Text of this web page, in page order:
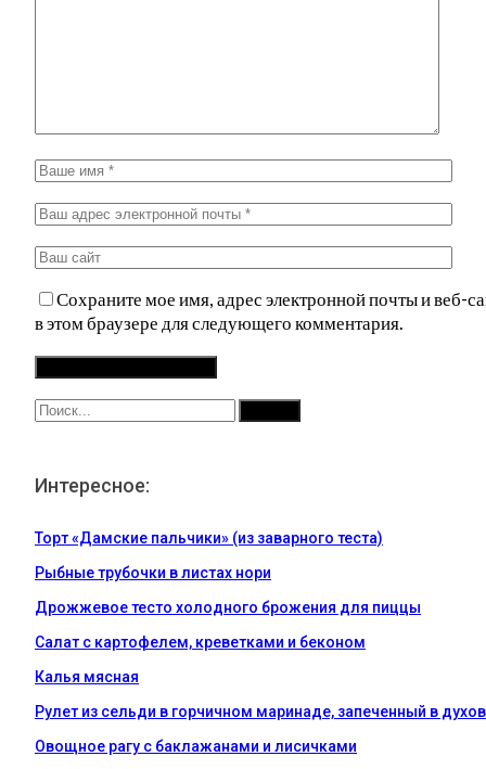
Сохраните мое имя, адрес электронной почты и веб-
в этом браузере для следующего комментария.
Интересное:
Торт «Дамские пальчики» (из заварного теста)
Рыбные трубочки в листах нори
Дрожжевое тесто холодного брожения для пиццы
Салат с картофелем, креветками и беконом
Калья мясная
Рулет из сельди в горчичном маринаде, запеченный в
Овощное рагу с баклажанами и лисичками